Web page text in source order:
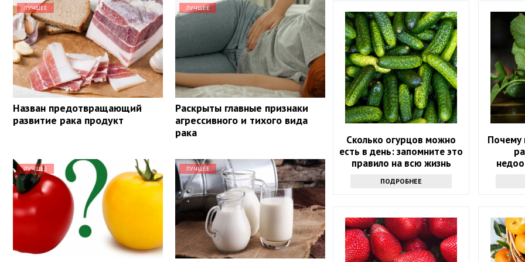
ЛУЧШЕЕ
Назван предотвращающий
развитие рака продукт
ЛУЧШЕЕ
Раскрыты главные признаки
агрессивного и тихого вида
рака
ЛУЧШЕЕ ЛУЧШЕЕ
Сколько огурцов можно
есть в день: запомните это
правило на всю жизнь
ПОДРОБНЕЕ
Почему